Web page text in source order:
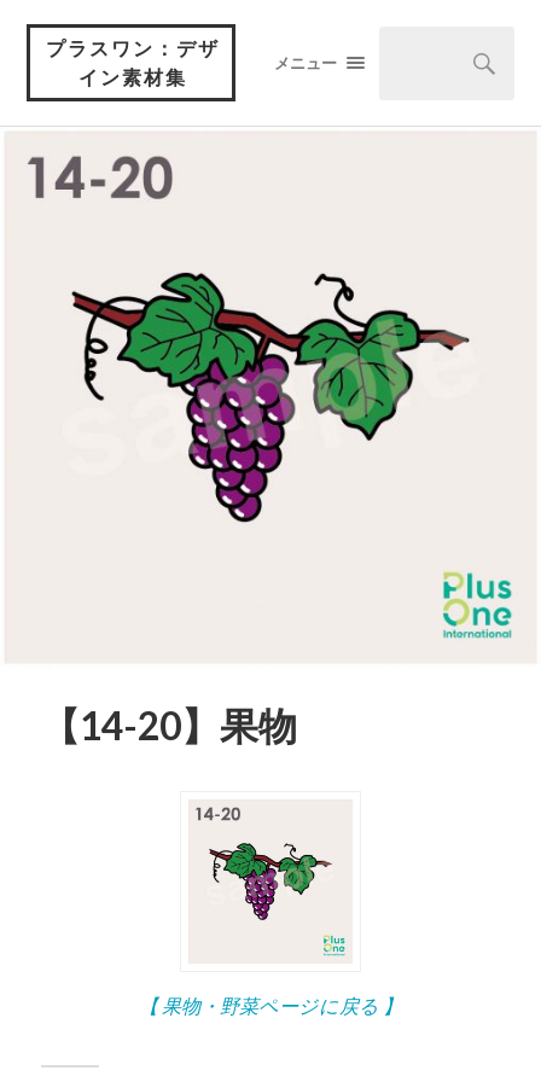
プラスワン：デザ
イン素材集
メニュー
【14-20】果物
【 果物・野菜ページに戻る 】